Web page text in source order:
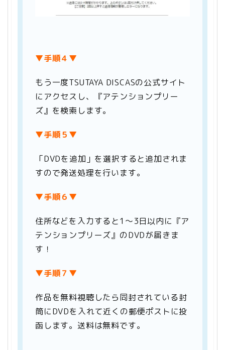
▼手順４ ▼
もう一度TSUTAYA DISCASの公式サイト
にアクセスし、『アテンションプリー
ズ』を検索します。
▼手順５▼
「DVDを追加」を選択すると追加されま
すので発送処理を行います。
▼手順６▼
住所などを入力すると1～3日以内に『ア
テンションプリーズ』のDVDが届きま
す！
▼手順７▼
作品を無料視聴したら同封されている封
筒にDVDを入れて近くの郵便ポストに投
函します。送料は無料です。